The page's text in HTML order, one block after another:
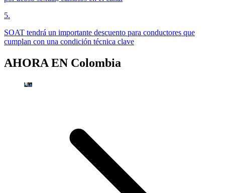
5.
SOAT tendrá un importante descuento para conductores que
cumplan con una condición técnica clave
AHORA EN Colombia